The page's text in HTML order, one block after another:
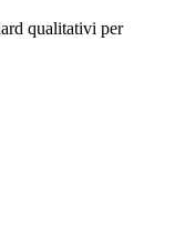
qualitativi per